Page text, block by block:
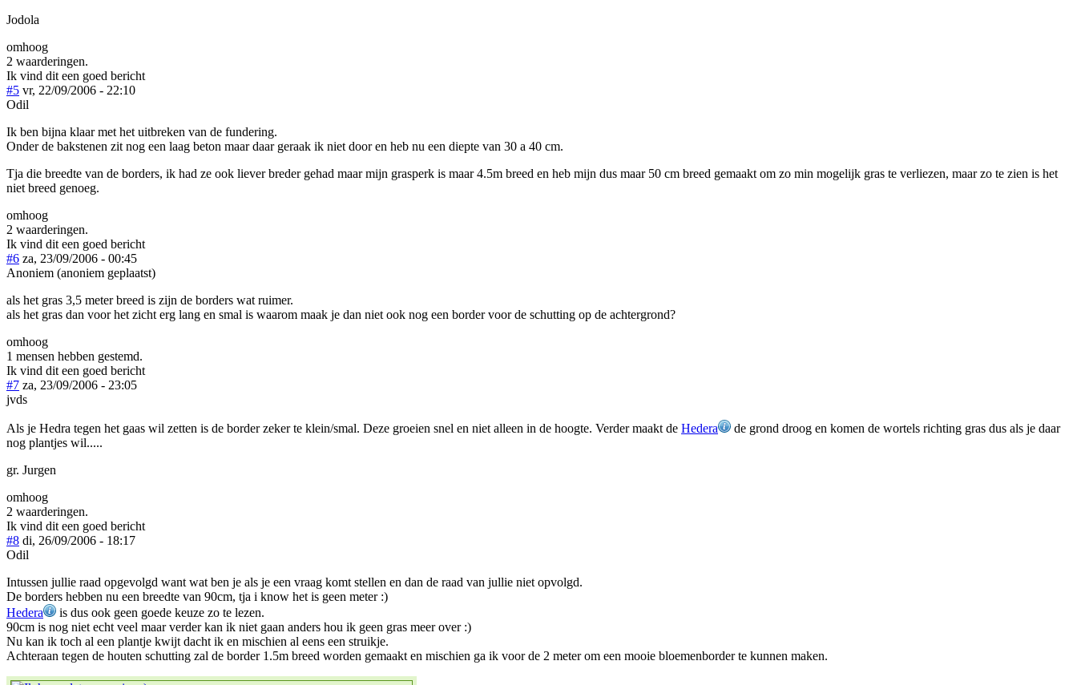
Jodola
omhoog
2 waarderingen.
Ik vind dit een goed bericht
#5 vr, 22/09/2006 - 22:10
Odil
Ik ben bijna klaar met het uitbreken van de fundering.
Onder de bakstenen zit nog een laag beton maar daar geraak ik niet door en heb nu een diepte van 30 a 40 cm.
Tja die breedte van de borders, ik had ze ook liever breder gehad maar mijn grasperk is maar 4.5m breed en heb mijn dus maar 50 cm breed gemaakt om zo min mogelijk gras te verliezen, maar zo te zien is het
niet breed genoeg.
omhoog
2 waarderingen.
Ik vind dit een goed bericht
#6 za, 23/09/2006 - 00:45
Anoniem (anoniem geplaatst)
als het gras 3,5 meter breed is zijn de borders wat ruimer.
als het gras dan voor het zicht erg lang en smal is waarom maak je dan niet ook nog een border voor de schutting op de achtergrond?
omhoog
1 mensen hebben gestemd.
Ik vind dit een goed bericht
#7 za, 23/09/2006 - 23:05
jvds
Als je Hedra tegen het gaas wil zetten is de border zeker te klein/smal. Deze groeien snel en niet alleen in de hoogte. Verder maakt de Hedera
de grond droog en komen de wortels richting gras dus als je daar
nog plantjes wil.....
gr. Jurgen
omhoog
2 waarderingen.
Ik vind dit een goed bericht
#8 di, 26/09/2006 - 18:17
Odil
Intussen jullie raad opgevolgd want wat ben je als je een vraag komt stellen en dan de raad van jullie niet opvolgd.
De borders hebben nu een breedte van 90cm, tja i know het is geen meter :)
Hedera
is dus ook geen goede keuze zo te lezen.
90cm is nog niet echt veel maar verder kan ik niet gaan anders hou ik geen gras meer over :)
Nu kan ik toch al een plantje kwijt dacht ik en mischien al eens een struikje.
Achteraan tegen de houten schutting zal de border 1.5m breed worden gemaakt en mischien ga ik voor de 2 meter om een mooie bloemenborder te kunnen maken.